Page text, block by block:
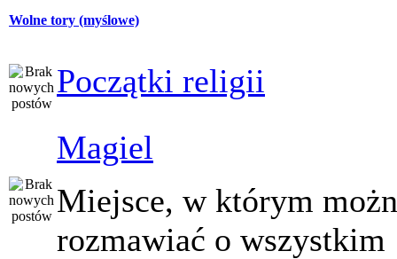
Wolne tory (myślowe)
Początki religii
Magiel
Miejsce, w którym
rozmawiać o wszystkim